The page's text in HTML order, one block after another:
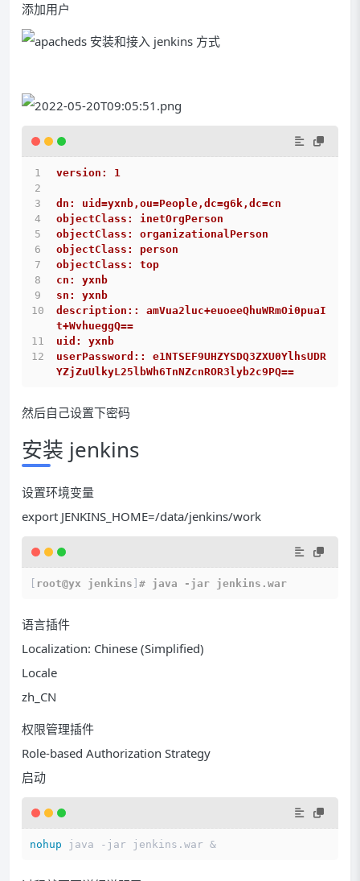
添加用户
version: 1
dn: uid=yxnb,ou=People,dc=g6k,dc=cn
objectClass: inetOrgPerson
objectClass: organizationalPerson
objectClass: person
objectClass: top
cn: yxnb
sn: yxnb
description:: amVua2luc+euoeeQhuWRmOi0puaI
t+WvhueggQ==
uid: yxnb
userPassword:: e1NTSEF9UHZYSDQ3ZXU0YlhsUDR
YZjZuUlkyL25lbWh6TnNZcnROR3lyb2c9PQ==
然后自己设置下密码
安装 jenkins
设置环境变量
export JENKINS_HOME=/data/jenkins/work
root@yx jenkins # java -jar jenkins.war
语言插件
Localization: Chinese (Simplified)
Locale
zh_CN
权限管理插件
Role-based Authorization Strategy
启动
nohup